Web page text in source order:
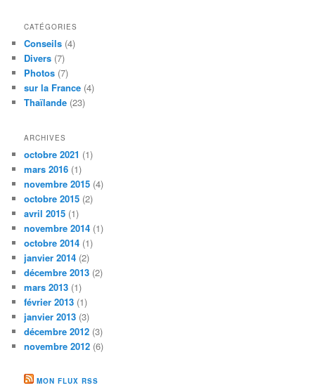
CATÉGORIES
Conseils (4)
Divers (7)
Photos (7)
sur la France (4)
Thaïlande (23)
ARCHIVES
octobre 2021 (1)
mars 2016 (1)
novembre 2015 (4)
octobre 2015 (2)
avril 2015 (1)
novembre 2014 (1)
octobre 2014 (1)
janvier 2014 (2)
décembre 2013 (2)
mars 2013 (1)
février 2013 (1)
janvier 2013 (3)
décembre 2012 (3)
novembre 2012 (6)
MON FLUX RSS